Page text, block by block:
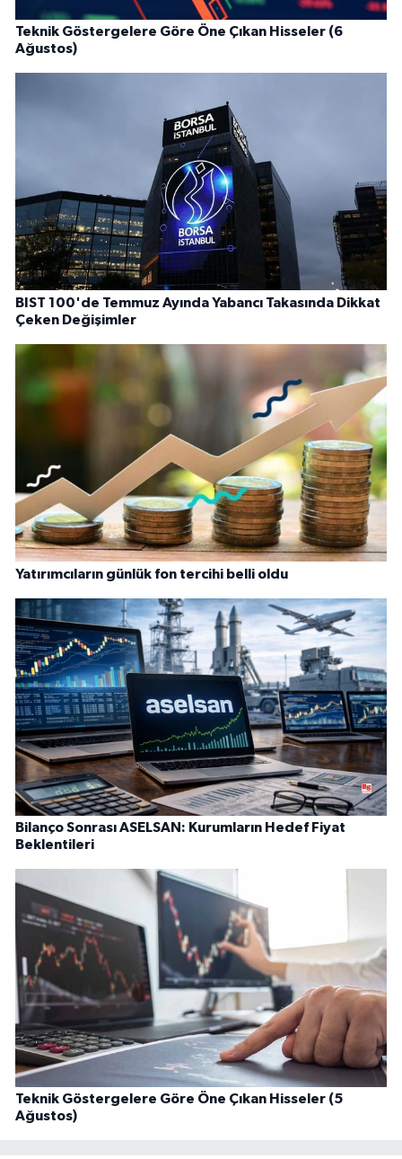
Teknik Göstergelere Göre Öne Çıkan Hisseler (6
Ağustos)
BIST 100'de Temmuz Ayında Yabancı Takasında Dikkat
Çeken Değişimler
Yatırımcıların günlük fon tercihi belli oldu
Bilanço Sonrası ASELSAN: Kurumların Hedef Fiyat
Beklentileri
Teknik Göstergelere Göre Öne Çıkan Hisseler (5
Ağustos)